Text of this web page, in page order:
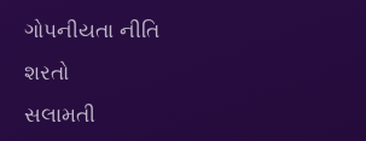
ગોપનીયતા નીતિ
શરતો
સલામતી